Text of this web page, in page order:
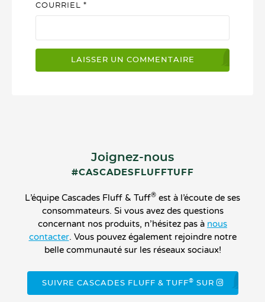
COURRIEL *
Joignez-nous
#CASCADESFLUFFTUFF
L’équipe Cascades Fluff & Tuff® est à l’écoute de ses
consommateurs. Si vous avez des questions
concernant nos produits, n’hésitez pas à nous
contacter. Vous pouvez également rejoindre notre
belle communauté sur les réseaux sociaux!
SUIVRE CASCADES FLUFF & TUFF® SUR